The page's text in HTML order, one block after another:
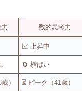
数的思考力
📈 上昇中
🔄 横ばい
） ⏳ ピーク（41歳）